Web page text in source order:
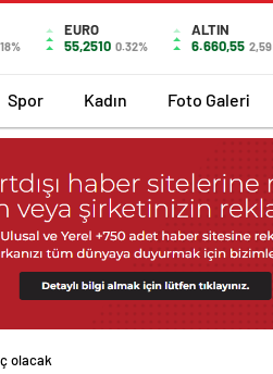
EURO
55,2510 0.32%
ALTIN
6.660,55 2,59
Spor Kadın Foto Galeri
olacak